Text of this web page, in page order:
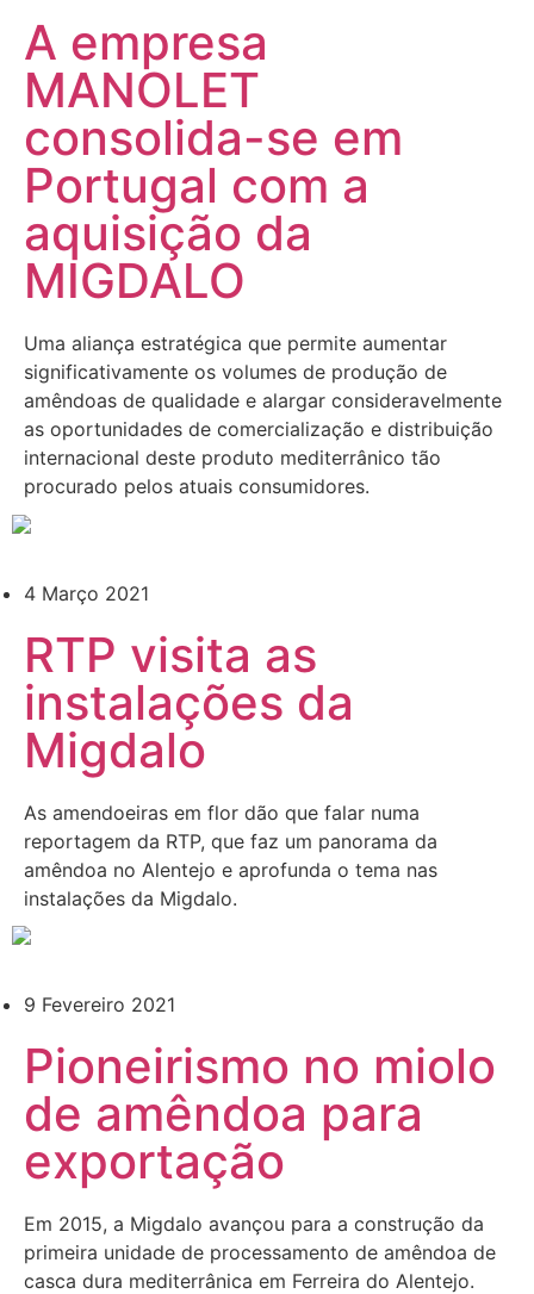
A empresa
MANOLET
consolida-se em
Portugal com a
aquisição da
MIGDALO
Uma aliança estratégica que permite aumentar
significativamente os volumes de produção de
amêndoas de qualidade e alargar consideravelmente
as oportunidades de comercialização e distribuição
internacional deste produto mediterrânico tão
procurado pelos atuais consumidores.
4 Março 2021
RTP visita as
instalações da
Migdalo
As amendoeiras em flor dão que falar numa
reportagem da RTP, que faz um panorama da
amêndoa no Alentejo e aprofunda o tema nas
instalações da Migdalo.
9 Fevereiro 2021
Pioneirismo no miolo
de amêndoa para
exportação
Em 2015, a Migdalo avançou para a construção da
primeira unidade de processamento de amêndoa de
casca dura mediterrânica em Ferreira do Alentejo.